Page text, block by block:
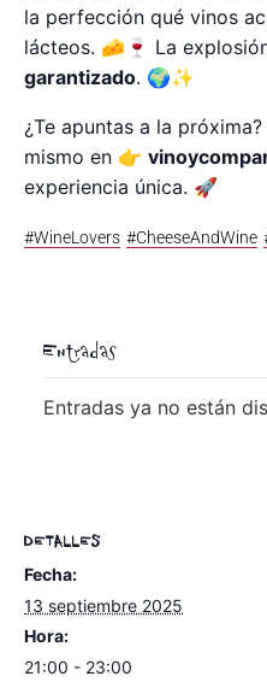
la perfección qué vinos
lácteos. 🧀🍷 La
garantizado. 🌍✨
¿Te apuntas a la
mismo en 👉
experiencia única. 🚀
#WineLovers #CheeseAndWine
Entradas
Entradas ya no están
DETALLES
Fecha:
13 septiembre 2025
Hora:
21:00 - 23:00